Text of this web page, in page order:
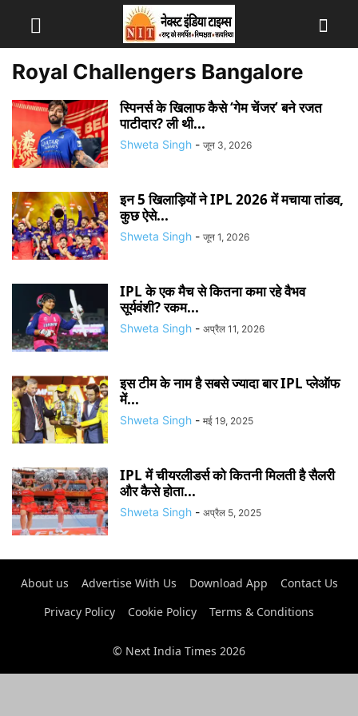
Royal Challengers Bangalore
स्पिनर्स के खिलाफ कैसे ‘गेम चेंजर’ बने रजत
पाटीदार? ली थी...
Shweta Singh - जून 3, 2026
इन 5 खिलाड़ियों ने IPL 2026 में मचाया तांडव,
कुछ ऐसे...
Shweta Singh - जून 1, 2026
IPL के एक मैच से कितना कमा रहे वैभव
सूर्यवंशी? रकम...
Shweta Singh - अप्रैल 11, 2026
इस टीम के नाम है सबसे ज्यादा बार IPL प्लेऑफ
में...
Shweta Singh - मई 19, 2025
IPL में चीयरलीडर्स को कितनी मिलती है सैलरी
और कैसे होता...
Shweta Singh - अप्रैल 5, 2025
About us Advertise With Us Download App
Contact Us
Privacy Policy
Cookie Policy Terms & Conditions
© Next India Times 2026